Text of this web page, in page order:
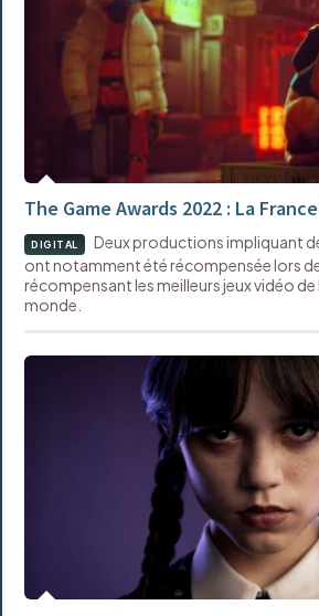
The Game Awards 2022 : La
DIGITAL
Deux productions impliquant
ont notamment été récompensée lors
récompensant les meilleurs jeux vidéo de
monde.